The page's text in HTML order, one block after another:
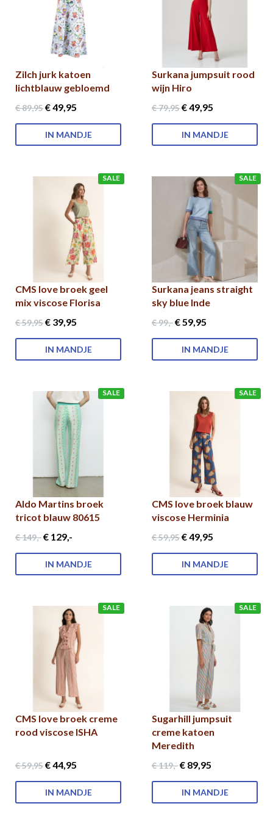
Zilch jurk katoen
lichtblauw gebloemd
€ 89,95€ 49,95
IN MANDJE
Surkana jumpsuit rood
wijn Hiro
€ 79,95€ 49,95
IN MANDJE
SALE
CMS love broek geel
mix viscose Florisa
€ 59,95€ 39,95
IN MANDJE
SALE
Surkana jeans straight
sky blue Inde
€ 99,-€ 59,95
IN MANDJE
SALE
Aldo Martins broek
tricot blauw 80615
€ 149,-€ 129,-
IN MANDJE
SALE
CMS love broek blauw
viscose Herminia
€ 59,95€ 49,95
IN MANDJE
SALE
CMS love broek creme
rood viscose ISHA
€ 59,95€ 44,95
IN MANDJE
SALE
Sugarhill jumpsuit
creme katoen
Meredith
€ 119,-€ 89,95
IN MANDJE